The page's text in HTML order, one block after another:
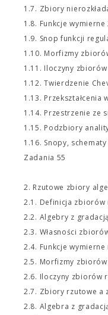
1.7. Zbiory
1.8. Funkcje wymierne
1.9. Snop funkcji
1.10. Morfizmy
1.11. Iloczyny
1.12. Twierdzenie
1.13. Przekształcenia
1.14. Przestrzenie ze
1.15. Podzbiory
1.16. Snopy,
Zadania 55
2. Rzutowe zbiory
2.1. Definicja zbiorów
2.2. Algebry z
2.3. Własności
2.4. Funkcje
2.5. Morfizmy
2.6. Iloczyny zbiorów
2.7. Zbiory rzutowe a
2.8. Algebra z